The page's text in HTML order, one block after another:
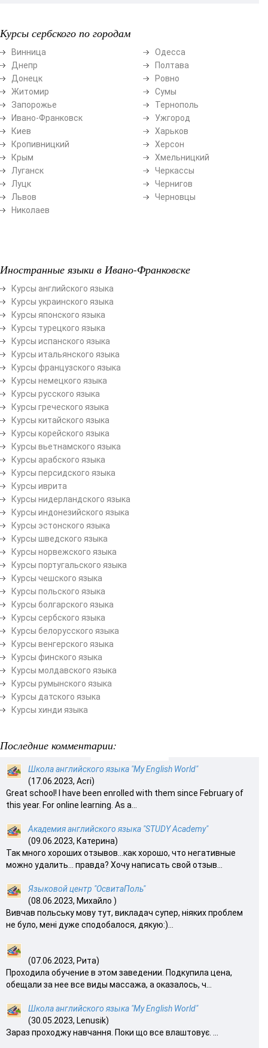
Курсы сербского по городам
Винница
Днепр
Донецк
Житомир
Запорожье
Ивано-Франковск
Киев
Кропивницкий
Крым
Луганск
Луцк
Львов
Николаев
Одесса
Полтава
Ровно
Сумы
Тернополь
Ужгород
Харьков
Херсон
Хмельницкий
Черкассы
Чернигов
Черновцы
Иностранные языки в Ивано-Франковске
Курсы английского языка
Курсы украинского языка
Курсы японского языка
Курсы турецкого языка
Курсы испанского языка
Курсы итальянского языка
Курсы французского языка
Курсы немецкого языка
Курсы русского языка
Курсы греческого языка
Курсы китайского языка
Курсы корейского языка
Курсы вьетнамского языка
Курсы арабского языка
Курсы персидского языка
Курсы иврита
Курсы нидерландского языка
Курсы индонезийского языка
Курсы эстонского языка
Курсы шведского языка
Курсы норвежского языка
Курсы португальского языка
Курсы чешского языка
Курсы польского языка
Курсы болгарского языка
Курсы сербского языка
Курсы белорусского языка
Курсы венгерского языка
Курсы финского языка
Курсы молдавского языка
Курсы румынского языка
Курсы датского языка
Курсы хинди языка
Последние комментарии:
Школа английского языка "My English World"
(17.06.2023, Acri)
Great school! I have been enrolled with them since February of
this year. For online learning. As a...
Академия английского языка "STUDY Academy"
(09.06.2023, Катерина)
Так много хороших отзывов…как хорошо, что негативные
можно удалить… правда? Хочу написать свой отзыв...
Языковой центр "ОсвитаПоль"
(08.06.2023, Михайло )
Вивчав польську мову тут, викладач супер, ніяких проблем
не було, мені дуже сподобалося, дякую:)...
(07.06.2023, Рита)
Проходила обучение в этом заведении. Подкупила цена,
обещали за нее все виды массажа, а оказалось, ч...
Школа английского языка "My English World"
(30.05.2023, Lenusik)
Зараз проходжу навчання. Поки що все влаштовує. ...